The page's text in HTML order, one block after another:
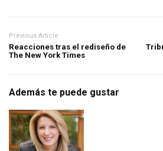
Previous Article
Reacciones tras el rediseño de
The New York Times
Además te puede gustar